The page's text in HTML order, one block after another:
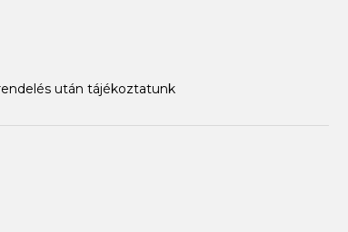
után tájékoztatunk